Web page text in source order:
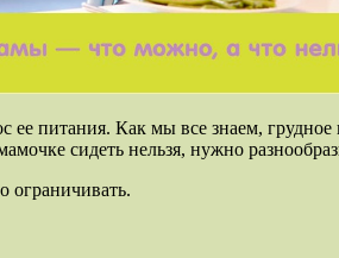
ее питания. Как мы все знаем,
сидеть нельзя, нужно
ограничивать.